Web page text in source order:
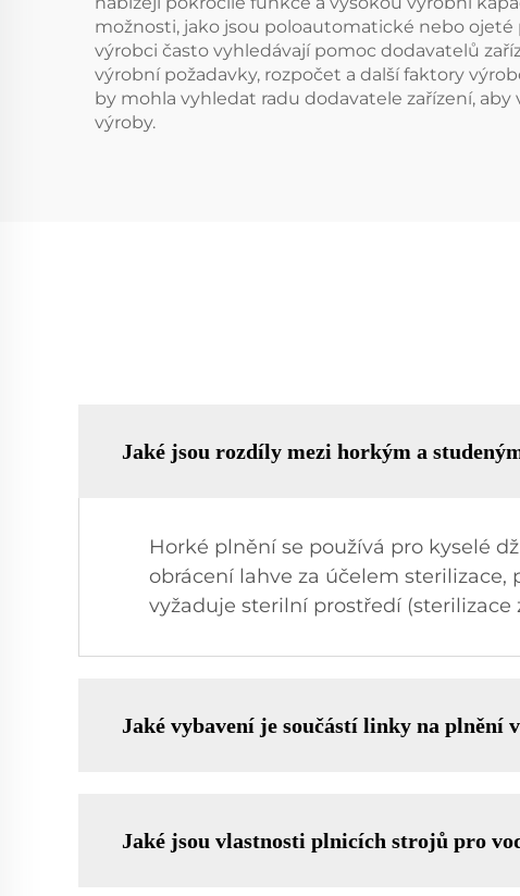
možnosti, jako jsou poloautomatické nebo
výrobci často vyhledávají pomoc dodavatelů
výrobní požadavky, rozpočet a další faktory
by mohla vyhledat radu dodavatele zařízení,
výroby.
Jaké jsou rozdíly mezi horkým a
Horké plnění se používá pro kyselé
obrácení lahve za účelem sterilizace,
vyžaduje sterilní prostředí (sterilizace
Jaké vybavení je součástí linky na plnění
Jaké jsou vlastnosti plnicích strojů pro